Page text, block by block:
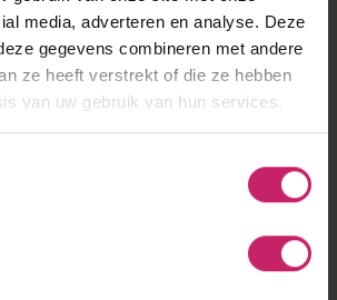
media, adverteren en analyse. Deze
gegevens combineren met andere
ze heeft verstrekt of die ze hebben
van uw gebruik van hun services.